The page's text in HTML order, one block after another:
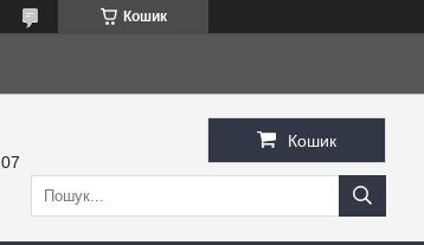
Кошик
Кошик